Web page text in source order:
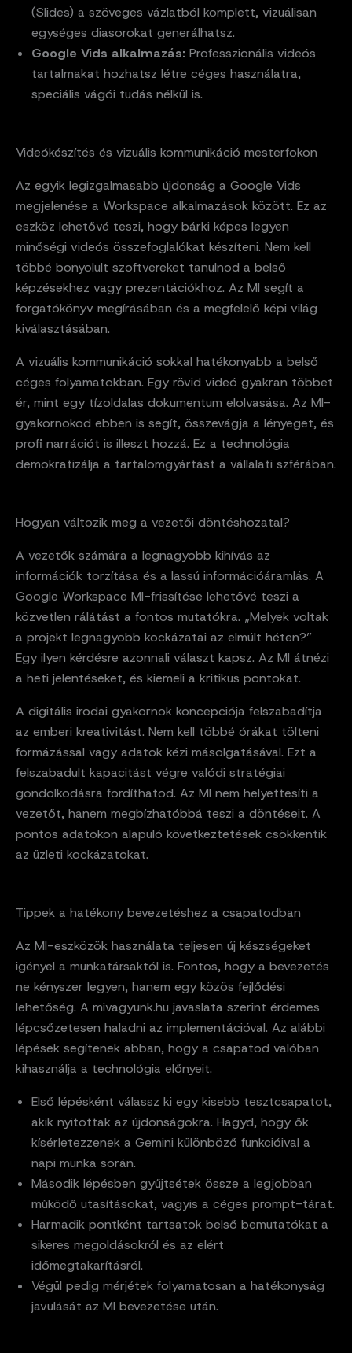
(Slides) a szöveges vázlatból komplett, vizuálisan
egységes diasorokat generálhatsz.
Google Vids alkalmazás: Professzionális videós
tartalmakat hozhatsz létre céges használatra,
speciális vágói tudás nélkül is.
Videókészítés és vizuális kommunikáció mesterfokon
Az egyik legizgalmasabb újdonság a Google Vids
megjelenése a Workspace alkalmazások között. Ez az
eszköz lehetővé teszi, hogy bárki képes legyen
minőségi videós összefoglalókat készíteni. Nem kell
többé bonyolult szoftvereket tanulnod a belső
képzésekhez vagy prezentációkhoz. Az MI segít a
forgatókönyv megírásában és a megfelelő képi világ
kiválasztásában.
A vizuális kommunikáció sokkal hatékonyabb a belső
céges folyamatokban. Egy rövid videó gyakran többet
ér, mint egy tízoldalas dokumentum elolvasása. Az MI-
gyakornokod ebben is segít, összevágja a lényeget, és
profi narrációt is illeszt hozzá. Ez a technológia
demokratizálja a tartalomgyártást a vállalati szférában.
Hogyan változik meg a vezetői döntéshozatal?
A vezetők számára a legnagyobb kihívás az
információk torzítása és a lassú információáramlás. A
Google Workspace MI-frissítése lehetővé teszi a
közvetlen rálátást a fontos mutatókra. „Melyek voltak
a projekt legnagyobb kockázatai az elmúlt héten?”
Egy ilyen kérdésre azonnali választ kapsz. Az MI átnézi
a heti jelentéseket, és kiemeli a kritikus pontokat.
A digitális irodai gyakornok koncepciója felszabadítja
az emberi kreativitást. Nem kell többé órákat tölteni
formázással vagy adatok kézi másolgatásával. Ezt a
felszabadult kapacitást végre valódi stratégiai
gondolkodásra fordíthatod. Az MI nem helyettesíti a
vezetőt, hanem megbízhatóbbá teszi a döntéseit. A
pontos adatokon alapuló következtetések csökkentik
az üzleti kockázatokat.
Tippek a hatékony bevezetéshez a csapatodban
Az MI-eszközök használata teljesen új készségeket
igényel a munkatársaktól is. Fontos, hogy a bevezetés
ne kényszer legyen, hanem egy közös fejlődési
lehetőség. A mivagyunk.hu javaslata szerint érdemes
lépcsőzetesen haladni az implementációval. Az alábbi
lépések segítenek abban, hogy a csapatod valóban
kihasználja a technológia előnyeit.
Első lépésként válassz ki egy kisebb tesztcsapatot,
akik nyitottak az újdonságokra. Hagyd, hogy ők
kísérletezzenek a Gemini különböző funkcióival a
napi munka során.
Második lépésben gyűjtsétek össze a legjobban
működő utasításokat, vagyis a céges prompt-tárat.
Harmadik pontként tartsatok belső bemutatókat a
sikeres megoldásokról és az elért
időmegtakarításról.
Végül pedig mérjétek folyamatosan a hatékonyság
javulását az MI bevezetése után.